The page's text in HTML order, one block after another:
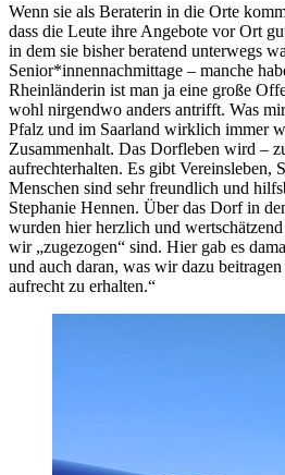
Wenn sie als Beraterin in die Orte
dass die Leute ihre Angebote vor Ort
in dem sie bisher beratend unterwegs
Senior*innennachmittage – manche
Rheinländerin ist man ja eine große
wohl nirgendwo anders antrifft. Was
Pfalz und im Saarland wirklich immer
Zusammenhalt. Das Dorfleben wird –
aufrechterhalten. Es gibt Vereinsleben,
Menschen sind sehr freundlich und
Stephanie Hennen. Über das Dorf in
wurden hier herzlich und
wir „zugezogen“ sind. Hier gab es
und auch daran, was wir dazu
aufrecht zu erhalten.“